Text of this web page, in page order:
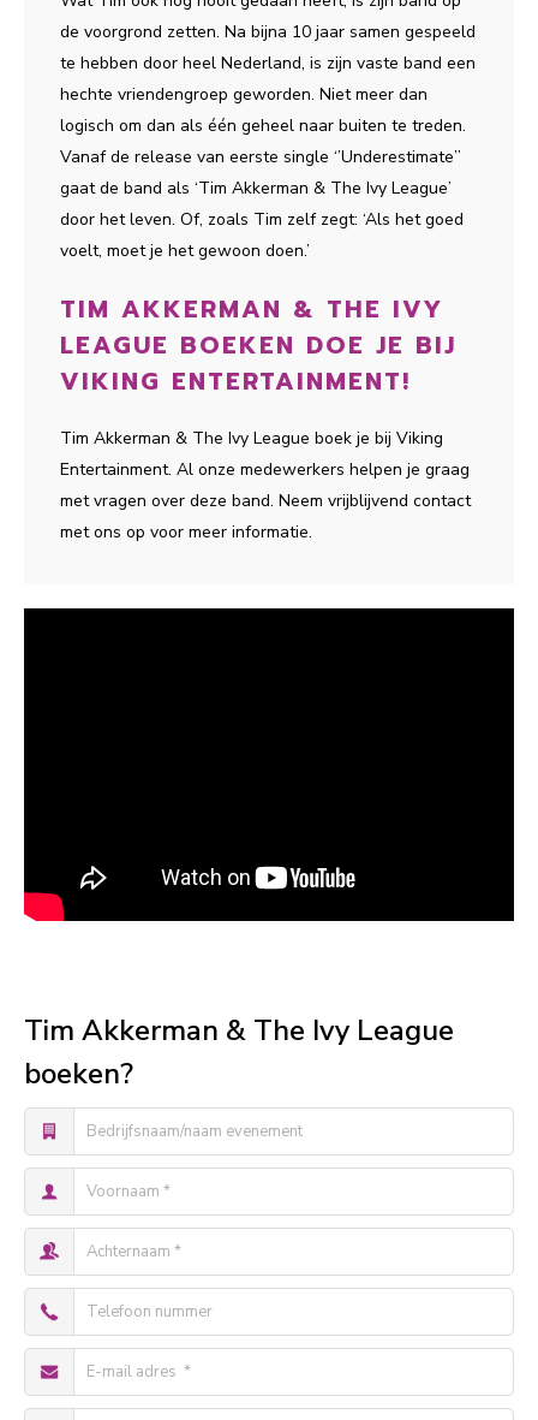
de voorgrond zetten. Na bijna 10 jaar samen gespeeld
te hebben door heel Nederland, is zijn vaste band een
hechte vriendengroep geworden. Niet meer dan
logisch om dan als één geheel naar buiten te treden.
Vanaf de release van eerste single ‘’Underestimate’’
gaat de band als ‘Tim Akkerman & The Ivy League’
door het leven. Of, zoals Tim zelf zegt: ‘Als het goed
voelt, moet je het gewoon doen.’
TIM AKKERMAN & THE IVY
LEAGUE BOEKEN DOE JE BIJ
VIKING ENTERTAINMENT!
Tim Akkerman & The Ivy League boek je bij Viking
Entertainment. Al onze medewerkers helpen je graag
met vragen over deze band. Neem vrijblijvend contact
met ons op voor meer informatie.
Tim Akkerman & The Ivy League
boeken?